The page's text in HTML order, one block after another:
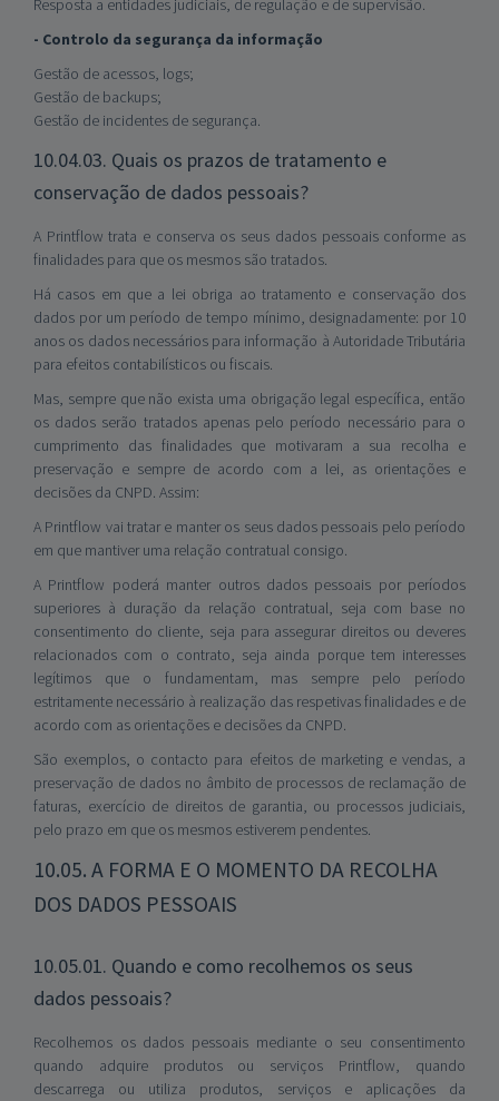
Resposta a entidades judiciais, de regulação e de supervisão.
- Controlo da segurança da informação
Gestão de acessos, logs;
Gestão de backups;
Gestão de incidentes de segurança.
10.04.03. Quais os prazos de tratamento e
conservação de dados pessoais?
A Printflow trata e conserva os seus dados pessoais conforme as
finalidades para que os mesmos são tratados.
Há casos em que a lei obriga ao tratamento e conservação dos
dados por um período de tempo mínimo, designadamente: por 10
anos os dados necessários para informação à Autoridade Tributária
para efeitos contabilísticos ou fiscais.
Mas, sempre que não exista uma obrigação legal específica, então
os dados serão tratados apenas pelo período necessário para o
cumprimento das finalidades que motivaram a sua recolha e
preservação e sempre de acordo com a lei, as orientações e
decisões da CNPD. Assim:
A Printflow vai tratar e manter os seus dados pessoais pelo período
em que mantiver uma relação contratual consigo.
A Printflow poderá manter outros dados pessoais por períodos
superiores à duração da relação contratual, seja com base no
consentimento do cliente, seja para assegurar direitos ou deveres
relacionados com o contrato, seja ainda porque tem interesses
legítimos que o fundamentam, mas sempre pelo período
estritamente necessário à realização das respetivas finalidades e de
acordo com as orientações e decisões da CNPD.
São exemplos, o contacto para efeitos de marketing e vendas, a
preservação de dados no âmbito de processos de reclamação de
faturas, exercício de direitos de garantia, ou processos judiciais,
pelo prazo em que os mesmos estiverem pendentes.
10.05. A FORMA E O MOMENTO DA RECOLHA
DOS DADOS PESSOAIS
10.05.01. Quando e como recolhemos os seus
dados pessoais?
Recolhemos os dados pessoais mediante o seu consentimento
quando adquire produtos ou serviços Printflow, quando
descarrega ou utiliza produtos, serviços e aplicações da